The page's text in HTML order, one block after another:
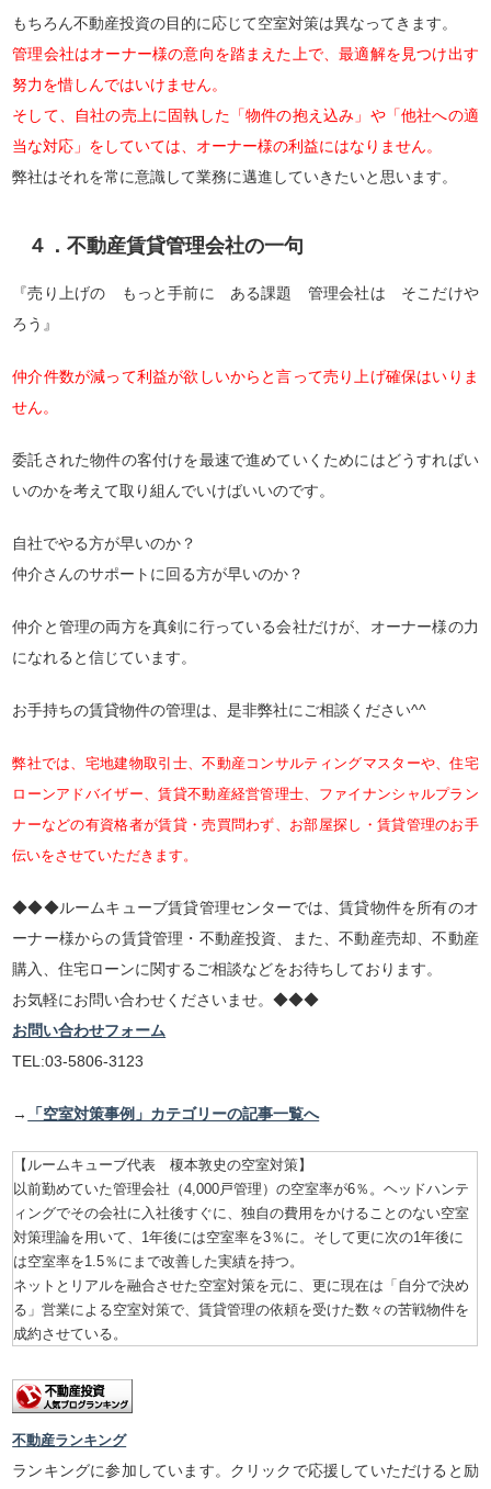
もちろん不動産投資の目的に応じて空室対策は異なってきます。
管理会社はオーナー様の意向を踏まえた上で、最適解を見つけ出す
努力を惜しんではいけません。
そして、自社の売上に固執した「物件の抱え込み」や「他社への適
当な対応」をしていては、オーナー様の利益にはなりません。
弊社はそれを常に意識して業務に邁進していきたいと思います。
４．不動産賃貸管理会社の一句
『売り上げの もっと手前に ある課題 管理会社は そこだけや
ろう』
仲介件数が減って利益が欲しいからと言って売り上げ確保はいりま
せん。
委託された物件の客付けを最速で進めていくためにはどうすればい
いのかを考えて取り組んでいけばいいのです。
自社でやる方が早いのか？
仲介さんのサポートに回る方が早いのか？
仲介と管理の両方を真剣に行っている会社だけが、オーナー様の力
になれると信じています。
お手持ちの賃貸物件の管理は、是非弊社にご相談ください^^
弊社では、宅地建物取引士、不動産コンサルティングマスターや、住宅
ローンアドバイザー、賃貸不動産経営管理士、ファイナンシャルプラン
ナーなどの有資格者が賃貸・売買問わず、お部屋探し・賃貸管理のお手
伝いをさせていただきます。
◆◆◆ルームキューブ賃貸管理センターでは、賃貸物件を所有のオ
ーナー様からの賃貸管理・不動産投資、また、不動産売却、不動産
購入、住宅ローンに関するご相談などをお待ちしております。
お気軽にお問い合わせくださいませ。◆◆◆
お問い合わせフォーム
TEL:03-5806-3123
→ 「空室対策事例」カテゴリーの記事一覧へ
【ルームキューブ代表 榎本敦史の空室対策】
以前勤めていた管理会社（4,000戸管理）の空室率が6％。ヘッドハンテ
ィングでその会社に入社後すぐに、独自の費用をかけることのない空室
対策理論を用いて、1年後には空室率を3％に。そして更に次の1年後に
は空室率を1.5％にまで改善した実績を持つ。
ネットとリアルを融合させた空室対策を元に、更に現在は「自分で決め
る」営業による空室対策で、賃貸管理の依頼を受けた数々の苦戦物件を
成約させている。
不動産ランキング
ランキングに参加しています。クリックで応援していただけると励